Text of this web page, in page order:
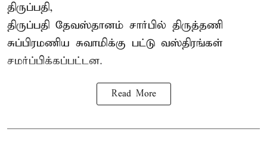
திருப்பதி,
திருப்பதி தேவஸ்தானம் சார்பில் திருத்தணி
சுப்பிரமணிய சுவாமிக்கு பட்டு வஸ்திரங்கள்
சமர்ப்பிக்கப்பட்டன.
Read More